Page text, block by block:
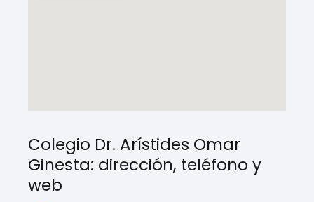
Colegio Dr. Arístides Omar
Ginesta: dirección, teléfono y
web